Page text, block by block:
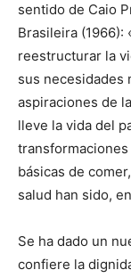
sentido de Caio
Brasileira (1966):
reestructurar la
sus necesidades
aspiraciones de
lleve la vida del
básicas de
salud han sido,
Se ha dado un
confiere la